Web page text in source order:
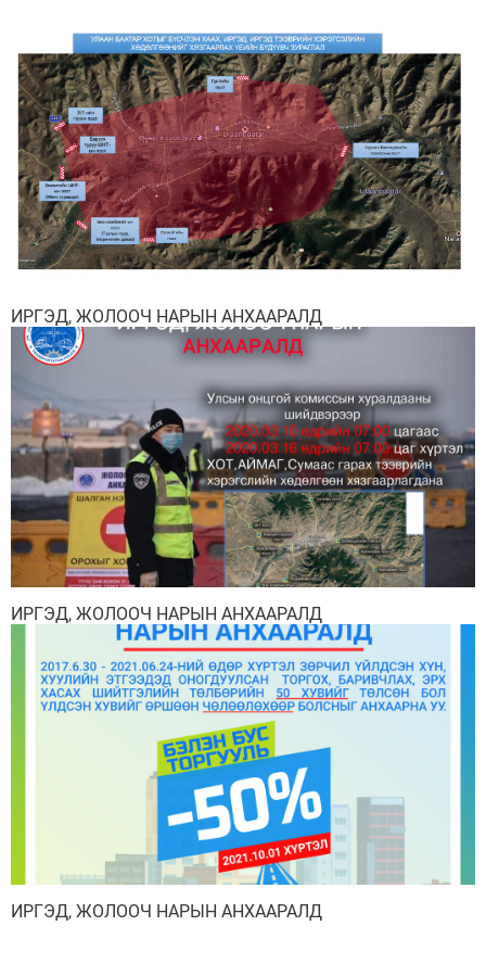
ИРГЭД, ЖОЛООЧ НАРЫН АНХААРАЛД
ИРГЭД, ЖОЛООЧ НАРЫН АНХААРАЛД
ИРГЭД, ЖОЛООЧ НАРЫН АНХААРАЛД